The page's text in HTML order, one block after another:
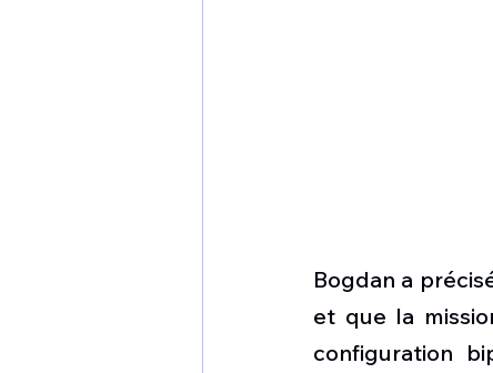
Bogdan a
et que la
configuration